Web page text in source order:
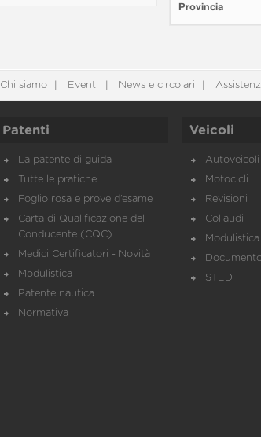
Provincia
Chi siamo Eventi News e circolari
Patenti
La patente di guida
Tutte le pratiche
Foglio rosa e prove d’esame
Carta di Qualificazione del
Conducente (CQC)
Medici Certificatori - Novità
Modulistica
Patente nautica
Normativa
Veicoli
Autoveicoli
Motocicli
Revisioni
Collaudi
Modulistica
STED